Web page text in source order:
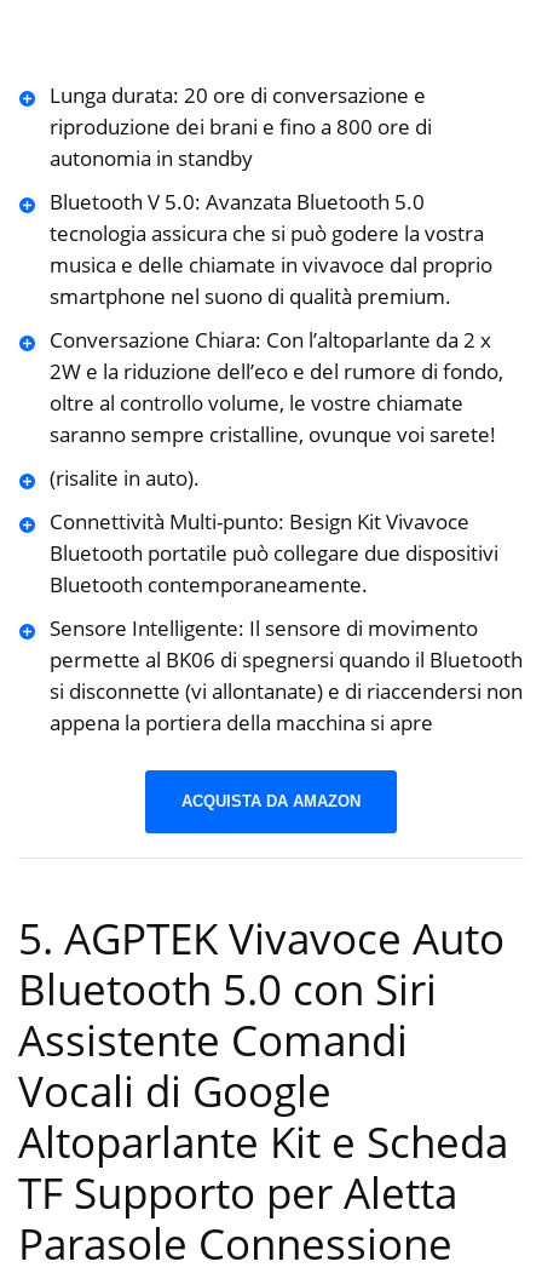
Lunga durata: 20 ore di conversazione e
riproduzione dei brani e fino a 800 ore di
autonomia in standby
Bluetooth V 5.0: Avanzata Bluetooth 5.0
tecnologia assicura che si può godere la vostra
musica e delle chiamate in vivavoce dal proprio
smartphone nel suono di qualità premium.
Conversazione Chiara: Con l’altoparlante da 2 x
2W e la riduzione dell’eco e del rumore di fondo,
oltre al controllo volume, le vostre chiamate
saranno sempre cristalline, ovunque voi sarete!
(risalite in auto).
Connettività Multi-punto: Besign Kit Vivavoce
Bluetooth portatile può collegare due dispositivi
Bluetooth contemporaneamente.
Sensore Intelligente: Il sensore di movimento
permette al BK06 di spegnersi quando il Bluetooth
si disconnette (vi allontanate) e di riaccendersi non
appena la portiera della macchina si apre
ACQUISTA DA AMAZON
5. AGPTEK Vivavoce Auto
Bluetooth 5.0 con Siri
Assistente Comandi
Vocali di Google
Altoparlante Kit e Scheda
TF Supporto per Aletta
Parasole Connessione